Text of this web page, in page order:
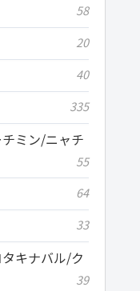
58
20
40
335
ミン/ニャチ
55
64
33
キナバル/ク
39